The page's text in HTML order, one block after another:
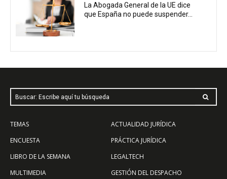
La Abogada General de la UE dice
que España no puede suspender...
Buscar: Escribe aquí tu búsqueda
TEMAS
ENCUESTA
LIBRO DE LA SEMANA
MULTIMEDIA
ACTUALIDAD JURÍDICA
PRÁCTICA JURÍDICA
LEGALTECH
GESTIÓN DEL DESPACHO